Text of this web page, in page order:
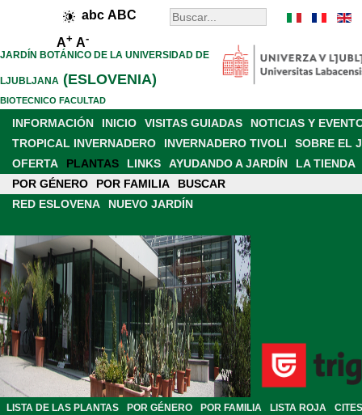
abc ABC
A+ A-
JARDÍN BOTÁNICO DE LA UNIVERSIDAD DE
LJUBLJANA (ESLOVENIA)
BIOTECNICO FACULTAD
INFORMACIÓN INICIO VISITAS GUIADAS
NOTICIAS Y
TROPICAL INVERNADERO
INVERNADERO TIVOLI
SOBRE EL
OFERTA
PLANTAS
POR GÉNERO
POR FAMILIA BUSCAR
LINKS AYUDANDO A JARDÍN
LA TIENDA
DE TRABAJO E INVESTIGACIÓN
PRESENCIA EN LOS MEDIOS
RED ESLOVENA
NUEVO JARDÍN
LISTA DE LAS PLANTAS POR GÉNERO POR FAMILIA LISTA ROJA
CITES